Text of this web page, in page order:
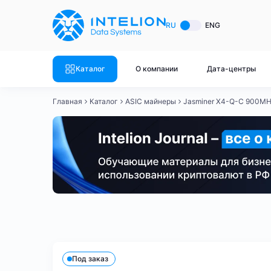
RU ENG
Каталог О компании Дата-центры
ASIC майнеры
Canaan
Innosilicon
Готовый
Готовый
Готовый
Готовый
Готовый
Главная Каталог ASIC майнеры Jasminer X4-Q-C
Под заказ